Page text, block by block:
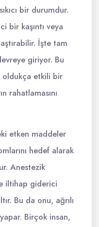
bir durumdur.
bir kaşıntı veya
İşte tam
giriyor. Bu
oldukça etkili bir
rahatlamasını
etken maddeler
hedef alarak
Anestezik
iltihap giderici
Bu da onu, ağrılı
yapar. Birçok insan,